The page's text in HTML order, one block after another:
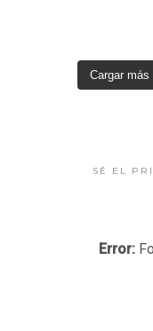
Cargar más
SÉ EL
Error: